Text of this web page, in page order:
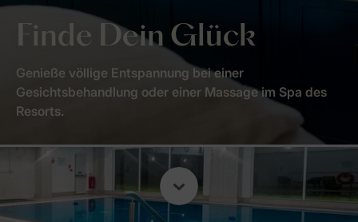
Finde Dein Glück
Genieße völlige Entspannung bei einer
Gesichtsbehandlung oder einer Massage im Spa des
Resorts.